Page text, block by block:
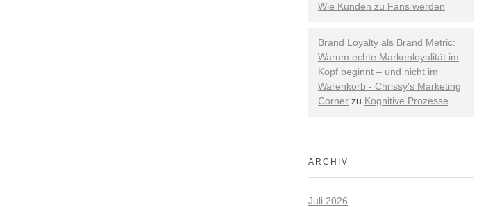
Wie Kunden zu Fans werden
Brand Loyalty als Brand Metric:
Warum echte Markenloyalität im
Kopf beginnt – und nicht im
Warenkorb - Chrissy's Marketing
Corner zu Kognitive Prozesse
ARCHIV
Juli 2026